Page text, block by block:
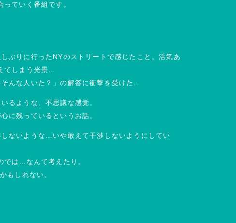
ていく番組です。
ぶりに行ったNYのストリートで感じたこと。活気あ
てしまう光景…
んな人いた？」の解答に衝撃を受けた…
るような、不思議な感覚。
に残っているというお話。
ないような…いや敢えて干渉しないようにしてい
では…なんて考えたり。
もしれない。